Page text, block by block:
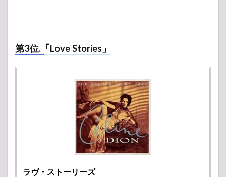
第3位.「Love Stories」
ラヴ・ストーリーズ